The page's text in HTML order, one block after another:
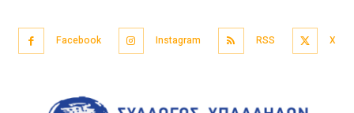
Facebook Instagram RSS X